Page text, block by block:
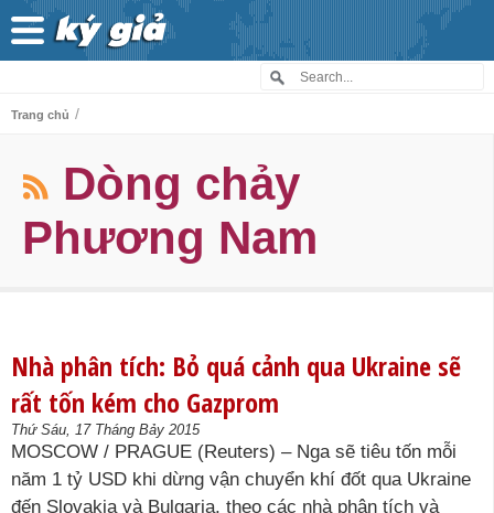
Trang chủ /
Dòng chảy
Phương Nam
Nhà phân tích: Bỏ quá cảnh qua Ukraine sẽ
rất tốn kém cho Gazprom
Thứ Sáu, 17 Tháng Bảy 2015
MOSCOW / PRAGUE (Reuters) – Nga sẽ tiêu tốn mỗi
năm 1 tỷ USD khi dừng vận chuyển khí đốt qua Ukraine
đến Slovakia và Bulgaria, theo các nhà phân tích và